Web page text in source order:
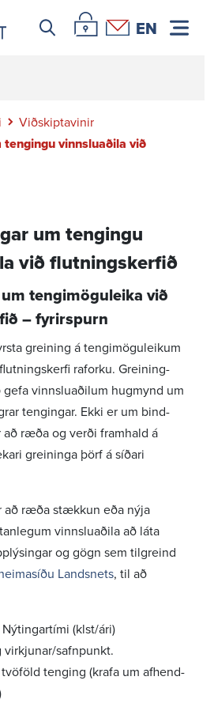
Leitar iconÞjónustuvefur Landsnets
Hafa samband
EN
Viðskiptavinir
tengingu vinnsluaðila við
um tengingu
við flutningskerfið
tengi­mögu­leika við
– fyrir­spurn
greining á tengi­mögu­leikum
raforku. Grein­ing­
vinnslu­að­ilum hugmynd um
teng­ingar. Ekki er um bind­
ræða og verði fram­hald á
grein­inga þörf á síðari
að ræða stækkun eða nýja
vinnslu­aðila að láta
og gögn sem tilgreind
Landsnets, til að
(klst/ári)
virkj­un­ar­/safn­punkt.
tenging (krafa um afhend­